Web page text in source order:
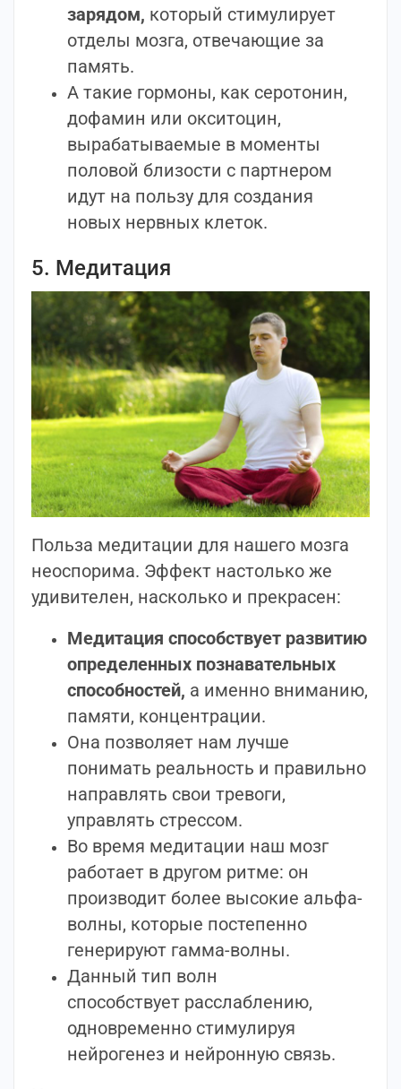
зарядом, который стимулирует
отделы мозга, отвечающие за
память.
А такие гормоны, как серотонин,
дофамин или окситоцин,
вырабатываемые в моменты
половой близости с партнером
идут на пользу для создания
новых нервных клеток.
5. Медитация
Польза медитации для нашего мозга
неоспорима. Эффект настолько же
удивителен, насколько и прекрасен:
Медитация способствует развитию
определенных познавательных
способностей, а именно вниманию,
памяти, концентрации.
Она позволяет нам лучше
понимать реальность и правильно
направлять свои тревоги,
управлять стрессом.
Во время медитации наш мозг
работает в другом ритме: он
производит более высокие альфа-
волны, которые постепенно
генерируют гамма-волны.
Данный тип волн
способствует расслаблению,
одновременно стимулируя
нейрогенез и нейронную связь.